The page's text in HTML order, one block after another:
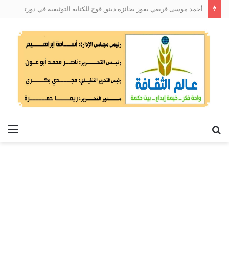
أحمد موسى قريعي يفوز بجائزة دينق قوج للكتابة التوثيقية في دورتها الأولى